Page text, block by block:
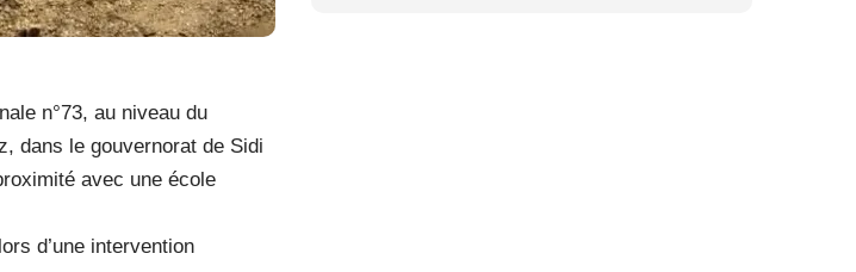
n°73, au niveau du
dans le gouvernorat de Sidi
avec une école
d’une intervention